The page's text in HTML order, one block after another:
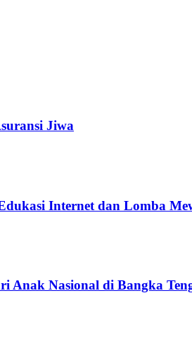
Jiwa
Internet dan Lomba
Anak Nasional di Bangka